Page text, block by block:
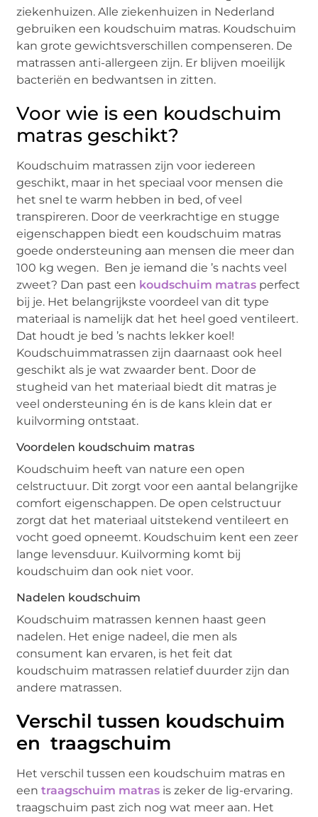
ziekenhuizen. Alle ziekenhuizen in Nederland
gebruiken een koudschuim matras. Koudschuim
kan grote gewichtsverschillen compenseren. De
matrassen anti-allergeen zijn. Er blijven moeilijk
bacteriën en bedwantsen in zitten.
Voor wie is een koudschuim
matras geschikt?
Koudschuim matrassen zijn voor iedereen
geschikt, maar in het speciaal voor mensen die
het snel te warm hebben in bed, of veel
transpireren. Door de veerkrachtige en stugge
eigenschappen biedt een koudschuim matras
goede ondersteuning aan mensen die meer dan
100 kg wegen. Ben je iemand die ’s nachts veel
zweet? Dan past een koudschuim matras perfect
bij je. Het belangrijkste voordeel van dit type
materiaal is namelijk dat het heel goed ventileert.
Dat houdt je bed ’s nachts lekker koel!
Koudschuimmatrassen zijn daarnaast ook heel
geschikt als je wat zwaarder bent. Door de
stugheid van het materiaal biedt dit matras je
veel ondersteuning én is de kans klein dat er
kuilvorming ontstaat.
Voordelen koudschuim matras
Koudschuim heeft van nature een open
celstructuur. Dit zorgt voor een aantal belangrijke
comfort eigenschappen. De open celstructuur
zorgt dat het materiaal uitstekend ventileert en
vocht goed opneemt. Koudschuim kent een zeer
lange levensduur. Kuilvorming komt bij
koudschuim dan ook niet voor.
Nadelen koudschuim
Koudschuim matrassen kennen haast geen
nadelen. Het enige nadeel, die men als
consument kan ervaren, is het feit dat
koudschuim matrassen relatief duurder zijn dan
andere matrassen.
Verschil tussen koudschuim
en traagschuim
Het verschil tussen een koudschuim matras en
eentraagschuim matras is zeker de lig-ervaring.
traagschuim past zich nog wat meer aan. Het